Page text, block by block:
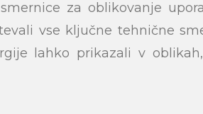
za oblikovanje
vse ključne tehnične
lahko prikazali v